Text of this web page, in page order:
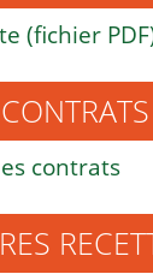
(fichier
contrats